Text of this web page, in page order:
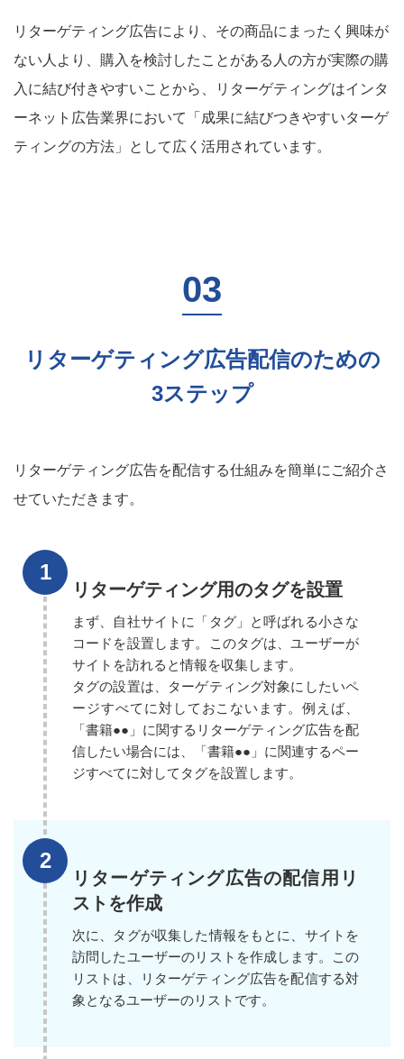
リターゲティング広告により、その商品にまったく興味が
ない人より、購入を検討したことがある人の方が実際の購
入に結び付きやすいことから、リターゲティングはインタ
ーネット広告業界において「成果に結びつきやすいターゲ
ティングの方法」として広く活用されています。
リターゲティング広告配信のための
3ステップ
リターゲティング広告を配信する仕組みを簡単にご紹介さ
せていただきます。
リターゲティング用のタグを設置
まず、自社サイトに「タグ」と呼ばれる小さな
コードを設置します。このタグは、ユーザーが
サイトを訪れると情報を収集します。
タグの設置は、ターゲティング対象にしたいペ
ージすべてに対しておこないます。例えば、
「書籍●●」に関するリターゲティング広告を配
信したい場合には、「書籍●●」に関連するペー
ジすべてに対してタグを設置します。
リターゲティング広告の配信用リ
ストを作成
次に、タグが収集した情報をもとに、サイトを
訪問したユーザーのリストを作成します。この
リストは、リターゲティング広告を配信する対
象となるユーザーのリストです。